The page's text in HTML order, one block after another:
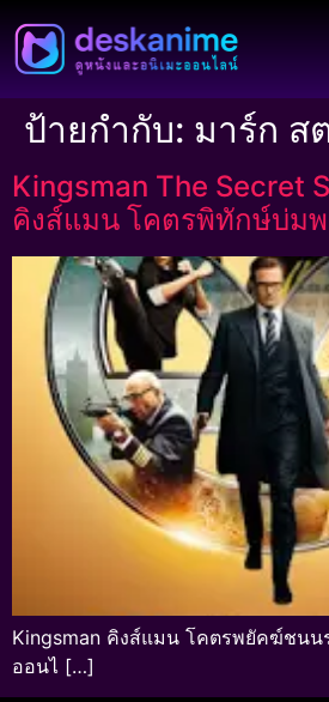
ป้ายกำกับ: มาร์ก ส
Kingsman The Secret
คิงส์แมน โคตรพิทักษ์บ่ม
Kingsman คิงส์แมน โคตรพยัคฆ์ชนน
ออนไ […]